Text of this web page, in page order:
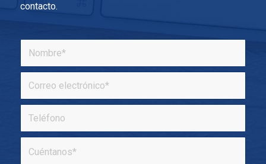
contacto.